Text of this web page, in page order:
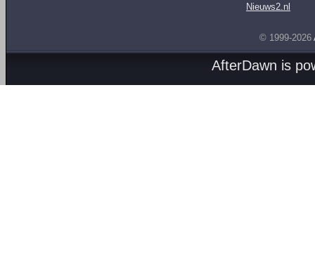
Nieuws2.nl
© 1999-2026
AfterDawn is